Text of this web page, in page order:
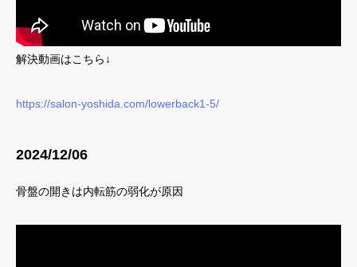
解決動画はこちら↓
https://salon-yoshida.com/lowerback1-5/
2024/12/06
骨盤の開きは内転筋の弱化が原因